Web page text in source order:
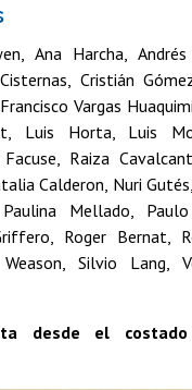
Ana Harcha,
Cristián
Vargas
Luis Horta, Luis
Raiza
Calderon, Nuri
Mellado,
Roger Bernat,
Silvio Lang,
desde el